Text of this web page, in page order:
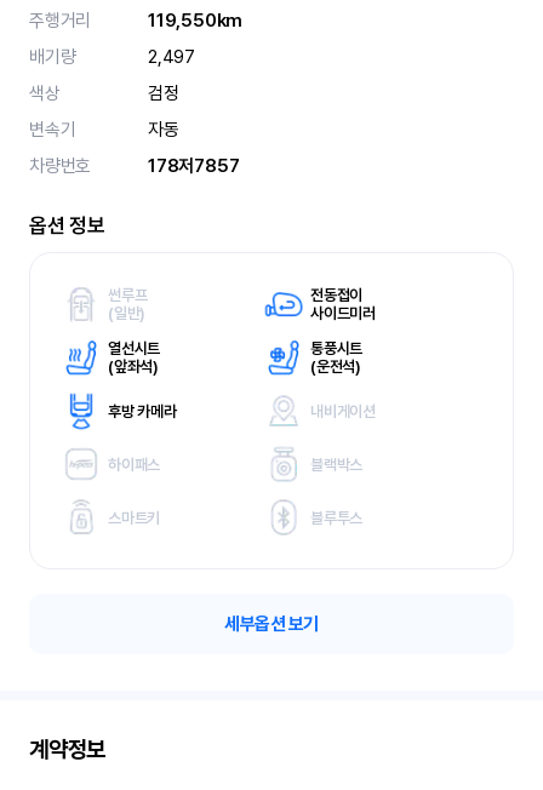
주행거리
119,550km
배기량
2,497
색상
검정
변속기
자동
차량번호
178저7857
옵션 정보
썬루프
(일반)
전동접이
사이드미러
열선시트
(앞좌석)
통풍시트
(운전석)
후방 카메라 내비게이션
하이패스 블랙박스
스마트키 블루투스
세부옵션 보기
계약정보